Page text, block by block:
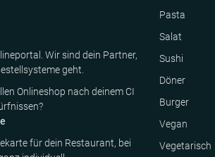
Wir sind dein Partner,
geht.
Onlineshop nach deinem CI
für dein Restaurant, bei
Pasta
Salat
Sushi
Döner
Burger
Vegan
Vegetarisch